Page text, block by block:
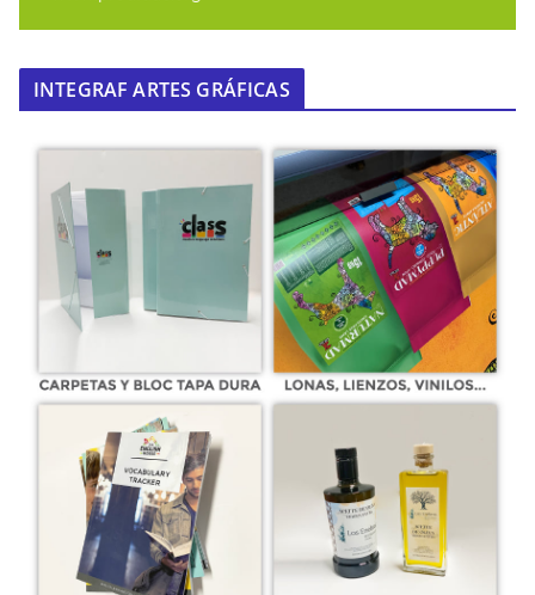
INTEGRAF ARTES GRÁFICAS